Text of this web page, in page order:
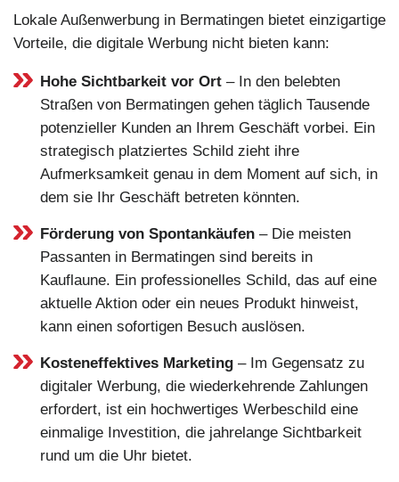
Lokale Außenwerbung in Bermatingen bietet einzigartige
Vorteile, die digitale Werbung nicht bieten kann:
Hohe Sichtbarkeit vor Ort – In den belebten
Straßen von Bermatingen gehen täglich Tausende
potenzieller Kunden an Ihrem Geschäft vorbei. Ein
strategisch platziertes Schild zieht ihre
Aufmerksamkeit genau in dem Moment auf sich, in
dem sie Ihr Geschäft betreten könnten.
Förderung von Spontankäufen – Die meisten
Passanten in Bermatingen sind bereits in
Kauflaune. Ein professionelles Schild, das auf eine
aktuelle Aktion oder ein neues Produkt hinweist,
kann einen sofortigen Besuch auslösen.
Kosteneffektives Marketing – Im Gegensatz zu
digitaler Werbung, die wiederkehrende Zahlungen
erfordert, ist ein hochwertiges Werbeschild eine
einmalige Investition, die jahrelange Sichtbarkeit
rund um die Uhr bietet.